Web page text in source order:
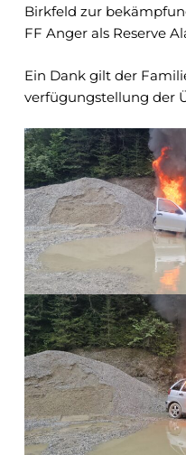
Birkfeld zur
FF Anger als Reserve
Ein Dank gilt der
verfügungstellung der